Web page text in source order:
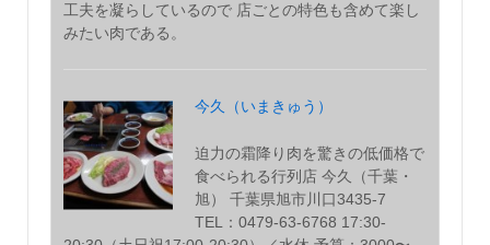
工夫を凝らしているので 店ごとの特色も含めて楽し
みたい肉である。
今久（いまきゅう）
迫力の霜降り肉を驚きの低価格で
食べられる行列店 今久（千葉・
旭） 千葉県旭市川口3435-7
TEL：0479-63-6768 17:30-